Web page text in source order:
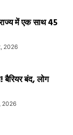
में एक साथ 45
2026
बैरियर बंद, लोग
2026